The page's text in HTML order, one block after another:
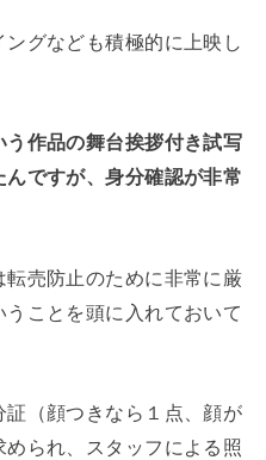
グなども積極的に上映し
う作品の舞台挨拶付き試写
ですが、身分確認が非常
売防止のために非常に厳
ことを頭に入れておいて
（顔つきなら１点、顔が
られ、スタッフによる照